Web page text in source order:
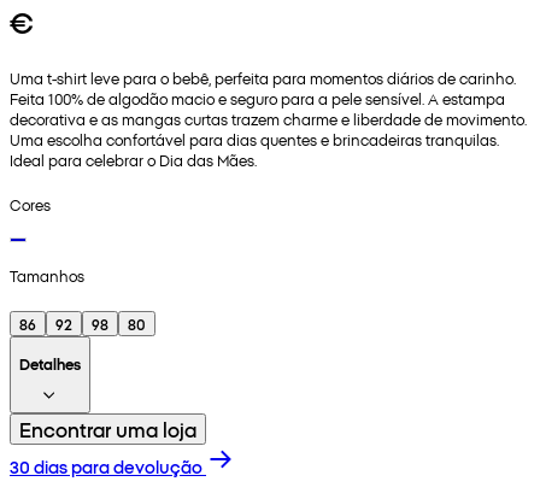
€
Uma t-shirt leve para o bebê, perfeita para momentos diários de carinho.
Feita 100% de algodão macio e seguro para a pele sensível. A estampa
decorativa e as mangas curtas trazem charme e liberdade de movimento.
Uma escolha confortável para dias quentes e brincadeiras tranquilas.
Ideal para celebrar o Dia das Mães.
Cores
Tamanhos
86 92 98
80
Detalhes
Encontrar uma loja
30 dias para devolução